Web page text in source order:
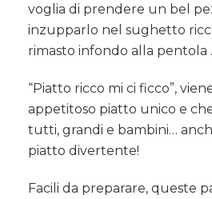
voglia di prendere un bel
inzupparlo nel sughetto
rimasto infondo alla pentola
“Piatto ricco mi ci ficco”,
appetitoso piatto unico e
tutti, grandi e bambini…
piatto divertente!
Facili da preparare, queste